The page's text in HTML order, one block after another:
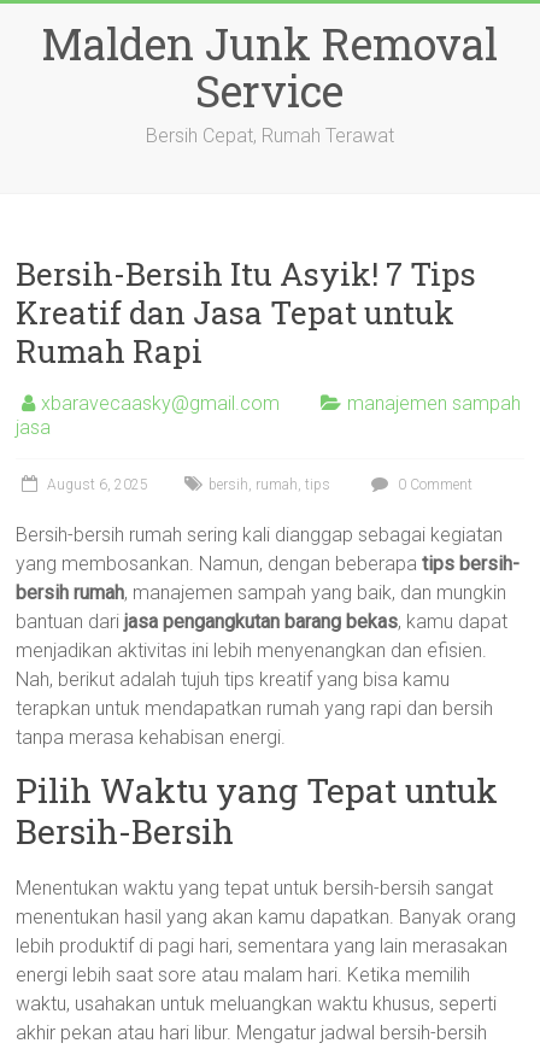
contentMalden Junk Removal
Service
Bersih Cepat, Rumah Terawat
Bersih-Bersih Itu Asyik! 7 Tips
Kreatif dan Jasa Tepat untuk
Rumah Rapi
xbaravecaasky@gmail.com
manajemen sampah
jasa
August 6, 2025 bersih, rumah,tips 0 Comment
Bersih-bersih rumah sering kali dianggap sebagai kegiatan
yang membosankan. Namun, dengan beberapatips bersih-
bersih rumah, manajemen sampah yang baik, dan mungkin
bantuan darijasa pengangkutan barang bekas, kamu dapat
menjadikan aktivitas ini lebih menyenangkan dan efisien.
Nah, berikut adalah tujuh tips kreatif yang bisa kamu
terapkan untuk mendapatkan rumah yang rapi dan bersih
tanpa merasa kehabisan energi.
Pilih Waktu yang Tepat untuk
Bersih-Bersih
Menentukan waktu yang tepat untuk bersih-bersih sangat
menentukan hasil yang akan kamu dapatkan. Banyak orang
lebih produktif di pagi hari, sementara yang lain merasakan
energi lebih saat sore atau malam hari. Ketika memilih
waktu, usahakan untuk meluangkan waktu khusus, seperti
akhir pekan atau hari libur. Mengatur jadwal bersih-bersih